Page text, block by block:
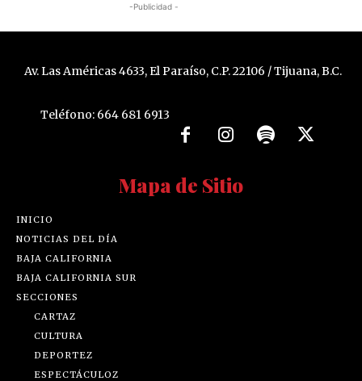
-Publicidad -
Av. Las Américas 4633, El Paraíso, C.P. 22106 / Tijuana, B.C.
Teléfono: 664 681 6913
Mapa de Sitio
INICIO
NOTICIAS DEL DÍA
BAJA CALIFORNIA
BAJA CALIFORNIA SUR
SECCIONES
CARTAZ
CULTURA
DEPORTEZ
ESPECTÁCULOZ